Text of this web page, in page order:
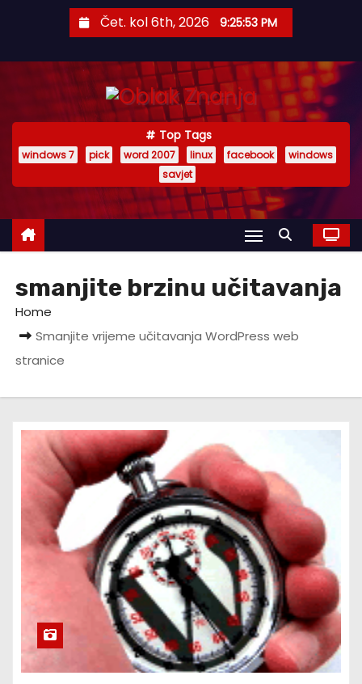
Čet. kol 6th, 2026 9:25:53 PM
Top Tags
windows 7 pick word 2007 linux facebook
windows
savjet
smanjite brzinu učitavanja
Home
Smanjite vrijeme učitavanja WordPress web
stranice